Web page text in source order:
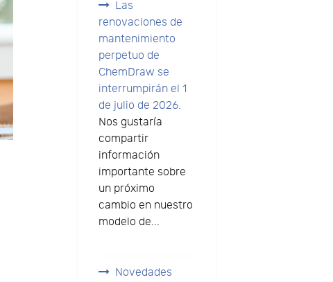
Las
renovaciones de
mantenimiento
perpetuo de
ChemDraw se
interrumpirán el 1
de julio de 2026.
Nos gustaría
compartir
información
importante sobre
un próximo
cambio en nuestro
modelo de...
Novedades